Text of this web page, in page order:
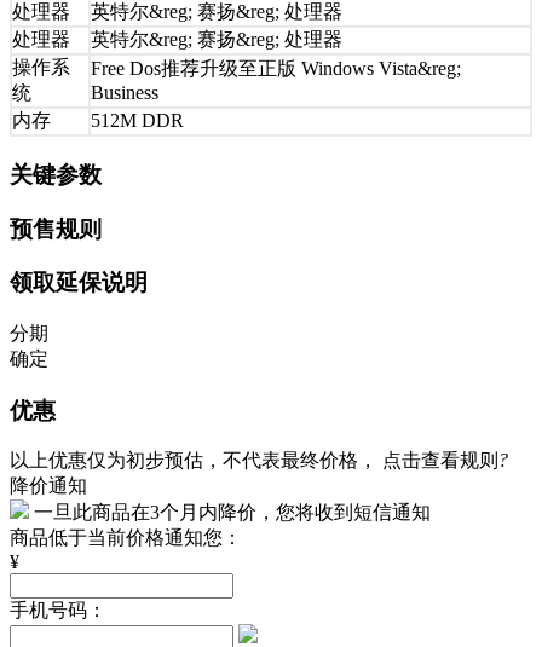
处理器
英特尔&reg; 赛扬&reg; 处理器
处理器
英特尔&reg; 赛扬&reg; 处理器
操作系
统
Free Dos推荐升级至正版 Windows Vista&reg;
Business
内存
512M DDR
关键参数
预售规则
领取延保说明
分期
确定
优惠
以上优惠仅为初步预估，不代表最终价格， 点击查看规则 ?
降价通知
一旦此商品在3个月内降价，您将收到短信通知
商品低于当前价格通知您：
¥
手机号码：